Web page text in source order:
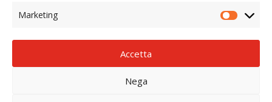
Marketing
Accetta
Nega
Mappa del Sito
© 2018 IMPRESA ALONGI DI VITO GIUSEPPE ALONGI
E C. S.A.S. | Via Emilia Ponente 678/B - 40024 Castel S.